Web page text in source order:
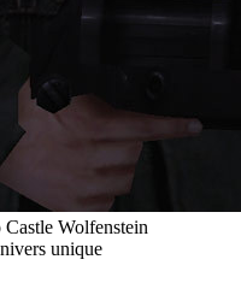
Wolfenstein
unique